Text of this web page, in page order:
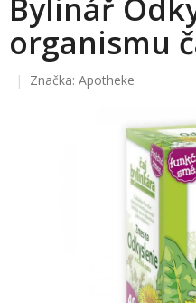
Bylinář
organismu
Značka: Apotheke